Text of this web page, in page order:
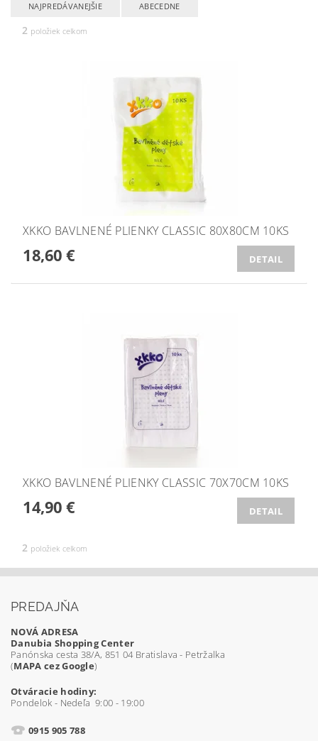
NAJPREDÁVANEJŠIE ABECEDNE
2 položiek celkom
XKKO BAVLNENÉ PLIENKY CLASSIC 80X80CM 10KS
18,60 € DETAIL
XKKO BAVLNENÉ PLIENKY CLASSIC 70X70CM 10KS
14,90 € DETAIL
2 položiek celkom
PREDAJŇA
NOVÁ ADRESA
Danubia Shopping Center
Panónska cesta 38/A, 851 04 Bratislava - Petržalka
(MAPA cez Google)
Otváracie hodiny:
Pondelok - Nedeľa 9:00 - 19:00
0915 905 788